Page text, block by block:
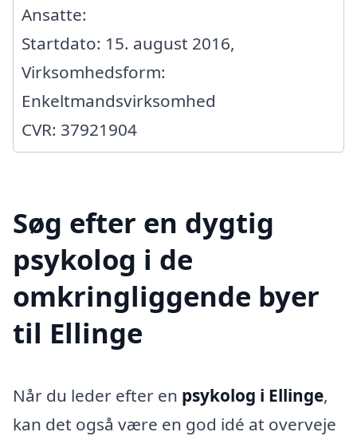
Ansatte:
Startdato: 15. august 2016,
Virksomhedsform:
Enkeltmandsvirksomhed
CVR: 37921904
Søg efter en dygtig
psykolog i de
omkringliggende byer
til Ellinge
Når du leder efter en psykolog i Ellinge,
kan det også være en god idé at overveje